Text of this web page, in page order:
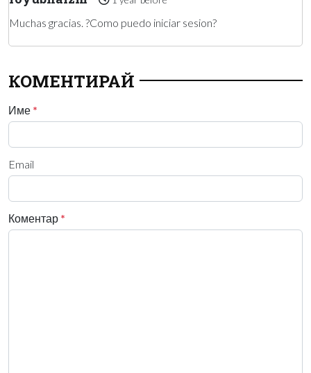
Muchas gracias. ?Como puedo iniciar sesion?
КОМЕНТИРАЙ
Име *
Email
Коментар *